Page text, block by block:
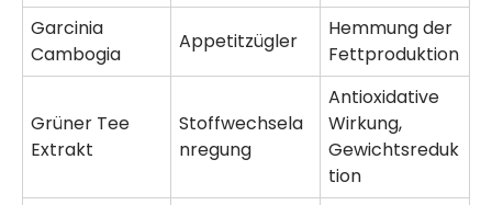
Garcinia
Cambogia
Appetitzügler
Hemmung der
Fettproduktion
Grüner Tee
Extrakt
Stoffwechsela
nregung
Antioxidative
Wirkung,
Gewichtsreduk
tion